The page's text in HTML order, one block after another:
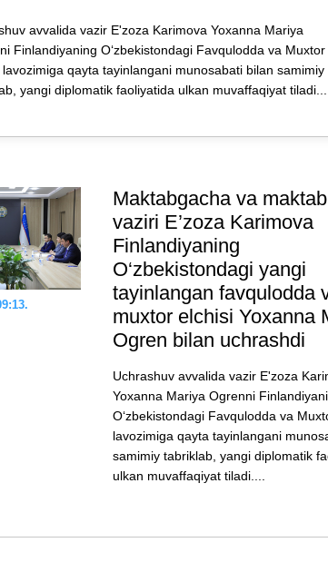
avvalida vazir E'zoza Karimova Yoxanna Mariya
Finlandiyaning O‘zbekistondagi Favqulodda va Muxtor
lavozimiga qayta tayinlangani munosabati bilan samimiy
yangi diplomatik faoliyatida ulkan muvaffaqiyat tiladi....
Maktabgacha va maktab
vaziri E’zozа Karimova
Finlandiyaning
O‘zbekistondagi yangi
tayinlangan favqulodda
muxtor elchisi Yoxanna
Ogren bilan uchrashdi
Uchrashuv avvalida vazir E'zoza
Yoxanna Mariya Ogrenni
O‘zbekistondagi Favqulodda va
lavozimiga qayta tayinlangani
samimiy tabriklab, yangi diplomatik
ulkan muvaffaqiyat tiladi....